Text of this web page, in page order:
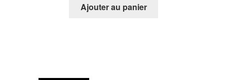
Ajouter au panier